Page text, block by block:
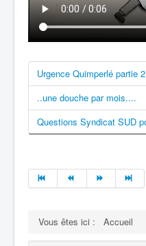
Urgence Quimperlé partie 2
..une douche par mois....
Questions Syndicat SUD
Vous êtes ici : Accueil